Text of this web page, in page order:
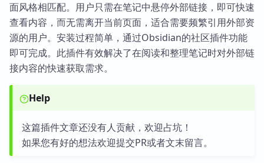
面风格相匹配。用户只需在笔记中悬停外部链接，即可快速
查看内容，而无需离开当前页面，适合需要频繁引用外部资
源的用户。安装过程简单，通过Obsidian的社区插件功能
即可完成。此插件有效解决了在阅读和整理笔记时对外部链
接内容的快速获取需求。
Help
这篇插件文章还没有人贡献，欢迎占坑！
如果您有好的想法欢迎提交PR或者文末留言。